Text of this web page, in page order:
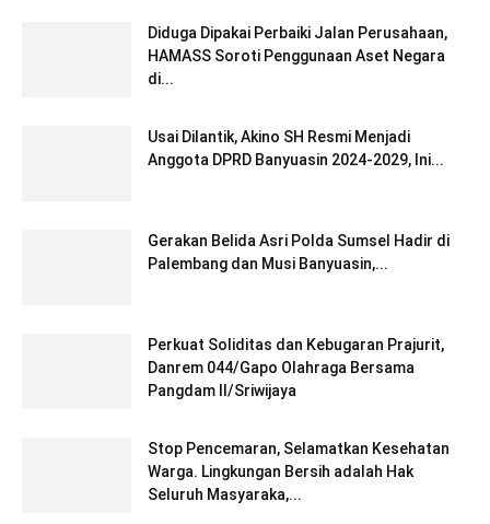
Diduga Dipakai Perbaiki Jalan Perusahaan,
HAMASS Soroti Penggunaan Aset Negara
di...
Usai Dilantik, Akino SH Resmi Menjadi
Anggota DPRD Banyuasin 2024-2029, Ini...
Gerakan Belida Asri Polda Sumsel Hadir di
Palembang dan Musi Banyuasin,...
Perkuat Soliditas dan Kebugaran Prajurit,
Danrem 044/Gapo Olahraga Bersama
Pangdam II/Sriwijaya
Stop Pencemaran, Selamatkan Kesehatan
Warga. Lingkungan Bersih adalah Hak
Seluruh Masyaraka,...